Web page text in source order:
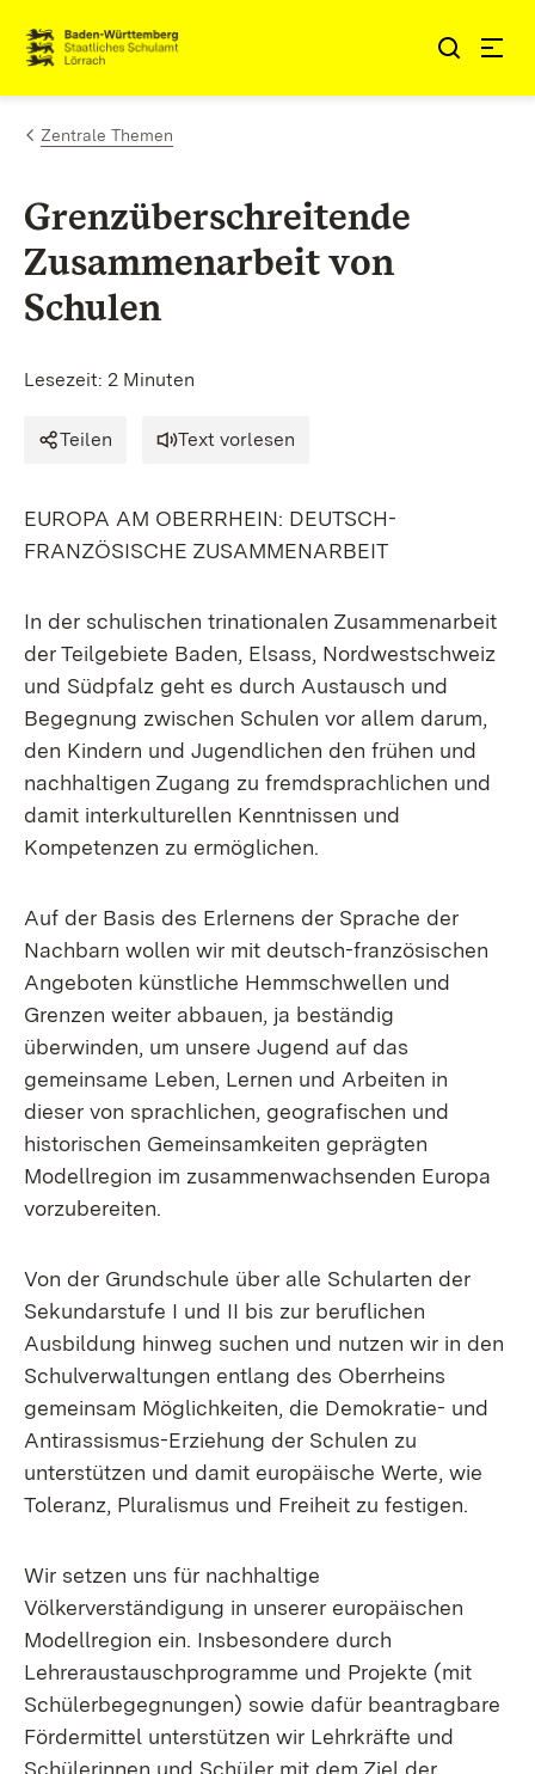
Zum Inhalt springen
Link zur Startseite
Zentrale Themen
Grenzüberschreitende
Zusammenarbeit von
Schulen
Lesezeit: 2 Minuten
Teilen Text vorlesen
EUROPA AM OBERRHEIN: DEUTSCH-
FRANZÖSISCHE ZUSAMMENARBEIT
In der schulischen trinationalen Zusammenarbeit
der Teilgebiete Baden, Elsass, Nordwestschweiz
und Südpfalz geht es durch Austausch und
Begegnung zwischen Schulen vor allem darum,
den Kindern und Jugendlichen den frühen und
nachhaltigen Zugang zu fremdsprachlichen und
damit interkulturellen Kenntnissen und
Kompetenzen zu ermöglichen.
Auf der Basis des Erlernens der Sprache der
Nachbarn wollen wir mit deutsch-französischen
Angeboten künstliche Hemmschwellen und
Grenzen weiter abbauen, ja beständig
überwinden, um unsere Jugend auf das
gemeinsame Leben, Lernen und Arbeiten in
dieser von sprachlichen, geografischen und
historischen Gemeinsamkeiten geprägten
Modellregion im zusammenwachsenden Europa
vorzubereiten.
Von der Grundschule über alle Schularten der
Sekundarstufe I und II bis zur beruflichen
Ausbildung hinweg suchen und nutzen wir in den
Schulverwaltungen entlang des Oberrheins
gemeinsam Möglichkeiten, die Demokratie- und
Antirassismus-Erziehung der Schulen zu
unterstützen und damit europäische Werte, wie
Toleranz, Pluralismus und Freiheit zu festigen.
Wir setzen uns für nachhaltige
Völkerverständigung in unserer europäischen
Modellregion ein. Insbesondere durch
Lehreraustauschprogramme und Projekte (mit
Schülerbegegnungen) sowie dafür beantragbare
Fördermittel unterstützen wir Lehrkräfte und
Schülerinnen und Schüler mit dem Ziel der